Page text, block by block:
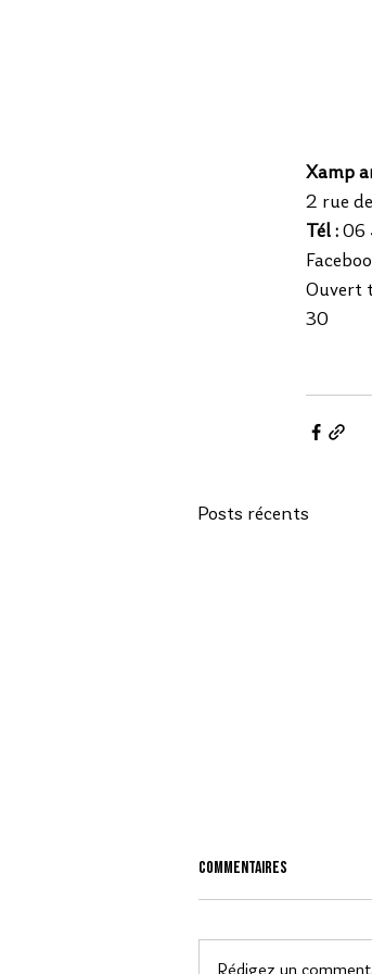
Xamp
2 rue
Tél : 06
Ouvert
30
Posts récents
Commentaires